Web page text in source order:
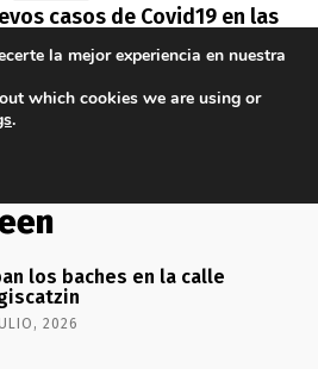
los baches en la calle
2026